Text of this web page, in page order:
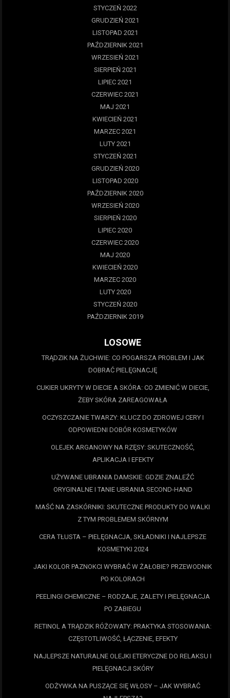
STYCZEŃ 2022
GRUDZIEŃ 2021
LISTOPAD 2021
PAŹDZIERNIK 2021
WRZESIEŃ 2021
SIERPIEŃ 2021
LIPIEC 2021
CZERWIEC 2021
MAJ 2021
KWIECIEŃ 2021
MARZEC 2021
LUTY 2021
STYCZEŃ 2021
GRUDZIEŃ 2020
LISTOPAD 2020
PAŹDZIERNIK 2020
WRZESIEŃ 2020
SIERPIEŃ 2020
LIPIEC 2020
CZERWIEC 2020
MAJ 2020
KWIECIEŃ 2020
MARZEC 2020
LUTY 2020
STYCZEŃ 2020
PAŹDZIERNIK 2019
LOSOWE
TRĄDZIK NA ŻUCHWIE: CO POGARSZA PROBLEM I JAK
DOBRAĆ PIELĘGNACJĘ
CUKIER UKRYTY W DIECIE A SKÓRA: CO ZMIENIĆ W DIECIE,
ŻEBY SKÓRA ZAREAGOWAŁA
OCZYSZCZANIE TWARZY: KLUCZ DO ZDROWEJ CERY I
ODPOWIEDNI DOBÓR KOSMETYKÓW
OLEJEK ARGANOWY NA RZĘSY: SKUTECZNOŚĆ,
APLIKACJA I EFEKTY
UŻYWANE UBRANIA DAMSKIE: GDZIE ZNALEŹĆ
ORYGINALNE I TANIE UBRANIA SECOND-HAND
MAŚĆ NA ZASKÓRNIKI: SKUTECZNE PRODUKTY DO WALKI
Z TYM PROBLEMEM SKÓRNYM
CERA TŁUSTA – PIELĘGNACJA, SKŁADNIKI I NAJLEPSZE
KOSMETYKI 2024
JAKI KOLOR PAZNOKCI WYBRAĆ W ŻAŁOBIE? PRZEWODNIK
PO KOLORACH
PEELINGI CHEMICZNE – RODZAJE, ZALETY I PIELĘGNACJA
PO ZABIEGU
RETINOL A TRĄDZIK RÓŻOWATY: PRAKTYKA STOSOWANIA:
CZĘSTOTLIWOŚĆ, ŁĄCZENIE, EFEKTY
NAJLEPSZE NATURALNE OLEJKI ETERYCZNE DO RELAKSU I
PIELĘGNACJI SKÓRY
ODŻYWKA NA PUSZĄCE SIĘ WŁOSY – JAK WYBRAĆ